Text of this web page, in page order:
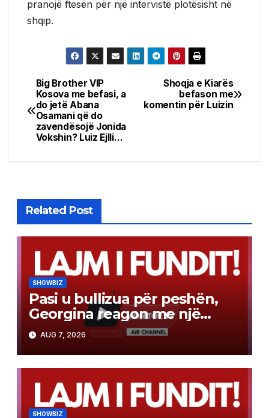
pranojë ftesën për një intervistë plotësisht në
shqip.
Post
navigation
Shoqja e Kiarës
befason me
komentin për Luizin
Big Brother VIP
Kosova me befasi, a
do jetë Abana
Osamani që do
zavendësojë Jonida
Vokshin? Luiz Ejlli…
Related Post
SHOWBIZ
Pasi u bullizua për peshën,
Georgina reagon me një
mesazh të fuqishëm
AUG 7, 2026
SHOWBIZ